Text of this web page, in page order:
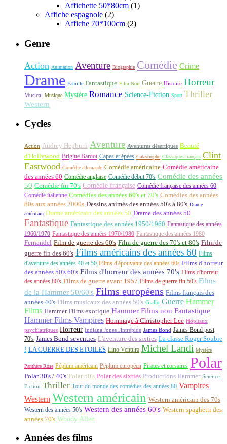
Affichette 50*80cm (1)
Affiche espagnole (2)
Affiche 70*100cm (2)
Genre
Action Animation Aventure Biographie Comédie Crime
Drame Famille Fantastique Film-Noir Guerre Histoire Horreur
Musical Musique Mystère Romance Science-Fiction Sport Thriller
Western
Cycles
Action Audrey Hepburn Aventure Aventures désertiques Beauté
d'Hollywood Brigitte Bardot Capes et épées Catastrophe Classiques français Clint
Eastwood Comédie allemande Comédie américaine Comédie américaine
des années 60 Comédie anglaise Comédie début 70's Comédie des années
50 Comédie fin 70's Comédie française Comédie française des années 60
Comédie italienne Comédies des années 60's et 70's Comédies des années
80s aux années 2000s Dessins animés des années 50's à 80's Drame
américain Drame américain des années 50 Drame des années 50
Fantastique Fantastique des années 1950/1960 Fantastique des années
1960/1970 Fantastique des années 1970/1980 Fantastique des années 1980
Fernandel Film de guerre des 60's Film de guerre des 70's et 80's Film de
guerre fin des 60's Films américains des années 60 Films
d'aventure des années 40 et 50 Films d'épouvante des années 60s Films d'horreur
des années 50's 60's Films d'horreur des années 70's Films d'horreur
des années 80's Films de guerre avant 1957 Films de guerre fin 50's Films
de la Hammer 50/60's Films européens Films français des
années 40's Films musicaux des années 50's Giallo Guerre Hammer
Films Hammer Films exotique Hammer Films non Fantastique
Hammer Films Vampires Hommage à Christopher Lee Hôpitaux
psychiatriques Horreur Indiana Jones l'intrépide James Bond James Bond post
70's James Bond seventies L'aventure des sixties La classe Roger Soubie
! LA GUERRE DES ETOILES Lino Ventura Michel Landi Mystère
Panthère Rose Péplum américain Péplum européen Pirates et corsaires Polar
Polar 30's / 40's Polar 50's Polar des sixties Productions Hammer Science-
Fiction Thriller Tour du monde des comédies des années 80 Vampires
Western Western américain Western américain des 70s
Western des années 50's Western des années 60's Western spaghetti des
années 70's Woody Allen
Années des films